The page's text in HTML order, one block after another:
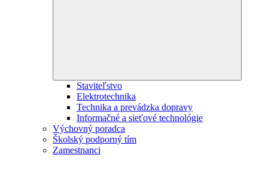
Staviteľstvo
Elektrotechnika
Technika a prevádzka dopravy
Informačné a sieťové technológie
Výchovný poradca
Školský podporný tím
Zamestnanci